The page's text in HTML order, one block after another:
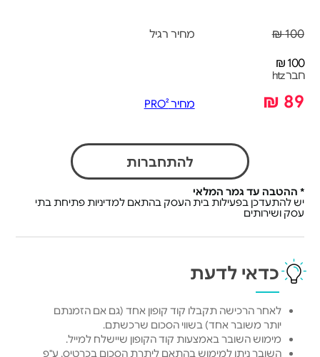
100 ₪ מחיר רגיל
100 ₪
חבר htz
89 ₪ מחיר PRO²
להתחברות
* ההטבה עד גמר המלאי
יש להתעדכן בפעילות בית העסק בהתאם למדיניות פתיחת בתי
עסק ושירותים
כדאי לדעת
לאחר הרכישה תקבלו קוד קופון אחד (גם אם הזמנתם
יותר משובר אחד) בשווי הסכום שרכשתם.
מימוש השובר באמצעות קוד הקופון שיישלח למייל.
השובר ניתן למימוש בהתאם ליתרת הסכום בכרטיס, ע"פ